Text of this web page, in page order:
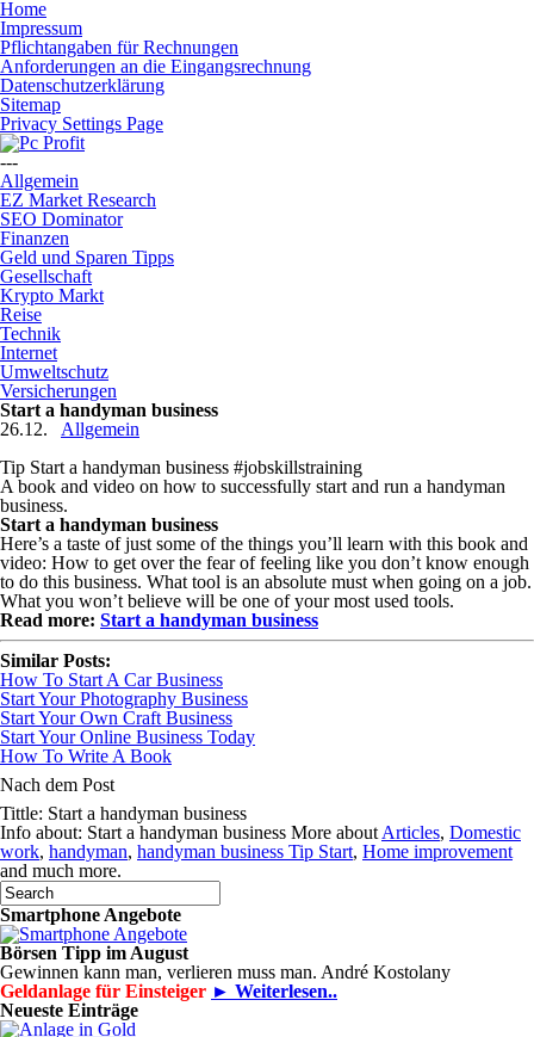
Home
Impressum
Pflichtangaben für Rechnungen
Anforderungen an die Eingangsrechnung
Datenschutzerklärung
Sitemap
Privacy Settings Page
---
Allgemein
EZ Market Research
SEO Dominator
Finanzen
Geld und Sparen Tipps
Gesellschaft
Krypto Markt
Reise
Technik
Internet
Umweltschutz
Versicherungen
Start a handyman business
26.12.
Allgemein
Tip Start a handyman business #jobskillstraining
A book and video on how to successfully start and run a handyman
business.
Start a handyman business
Here’s a taste of just some of the things you’ll learn with this book and
video: How to get over the fear of feeling like you don’t know enough
to do this business. What tool is an absolute must when going on a job.
What you won’t believe will be one of your most used tools.
Read more: Start a handyman business
Similar Posts:
How To Start A Car Business
Start Your Photography Business
Start Your Own Craft Business
Start Your Online Business Today
How To Write A Book
Nach dem Post
Tittle: Start a handyman business
Info about: Start a handyman business More about Articles, Domestic
work, handyman, handyman business Tip Start, Home improvement
and much more.
Smartphone Angebote
Börsen Tipp im August
Gewinnen kann man, verlieren muss man. André Kostolany
Geldanlage für Einsteiger ► Weiterlesen..
Neueste Einträge